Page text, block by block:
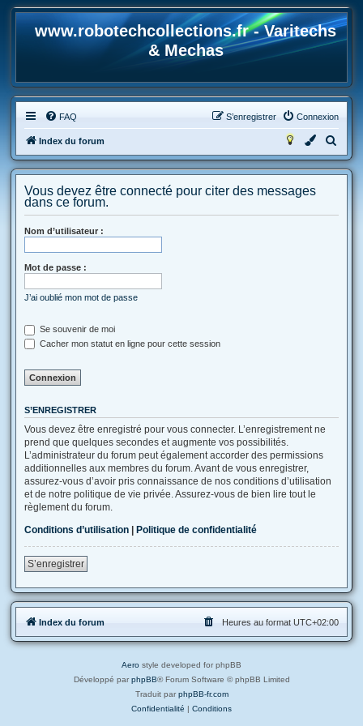
www.robotechcollections.fr - Varitechs
& Mechas
FAQ Connexion
S’enregistrer
Index du forum
e
e
Vous devez être connecté pour citer des messages
dans ce forum.
Nom d’utilisateur :
Mot de passe :
J’ai oublié mon mot de passe
Se souvenir de moi
Cacher mon statut en ligne pour cette session
S’ENREGISTRER
Vous devez être enregistré pour vous connecter. L’enregistrement ne
prend que quelques secondes et augmente vos possibilités.
L’administrateur du forum peut également accorder des permissions
additionnelles aux membres du forum. Avant de vous enregistrer,
assurez-vous d’avoir pris connaissance de nos conditions d’utilisation
et de notre politique de vie privée. Assurez-vous de bien lire tout le
règlement du forum.
Conditions d’utilisation | Politique de confidentialité
S’enregistrer
Index du forum Heures au format UTC+02:00
Aero style developed for phpBB
Développé par phpBB® Forum Software © phpBB Limited
Traduit par phpBB-fr.com
Confidentialité | Conditions